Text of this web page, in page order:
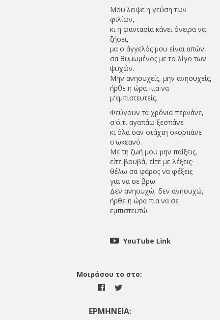
Μου'λειψε η γεύση των
φιλίων,
κι η φαντασία κάνει όνειρα να
ζήσει,
μα ο άγγελός μου είναι απών,
σα θυμωμένος με το λίγο των
ψυχών.
Μην ανησυχείς, μην ανησυχείς,
ήρθε η ώρα πια να
μ'εμπιστευτείς.
Φεύγουν τα χρόνια περνάνε,
σ'ό,τι αγαπάω ξεσπάνε
κι όλα σαν στάχτη σκορπάνε
σ'ωκεανό.
Με τη ζωή μου μην παίξεις,
είτε βουβά, είτε με λέξεις·
θέλω σα φάρος να φέξεις
για να σε βρω.
Δεν ανησυχώ, δεν ανησυχώ,
ήρθε η ώρα πια να σε
εμπιστευτώ.
YouTube Link
Μοιράσου το στο:
ΕΡΜΗΝΕΙΑ: